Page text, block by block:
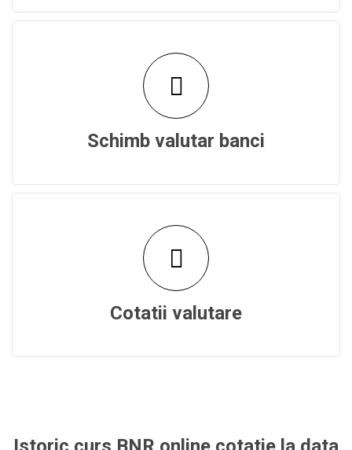
Schimb valutar banci
Cotatii valutare